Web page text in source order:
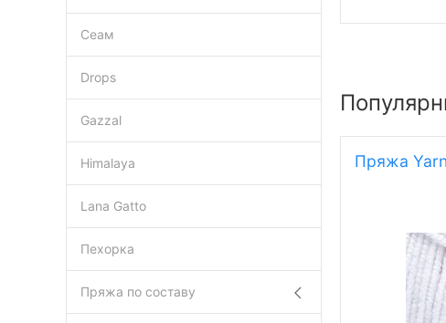
Пряжа
Сеам
Drops
Gazzal
Himalaya
Lana Gatto
Пехорка
Пряжа по составу